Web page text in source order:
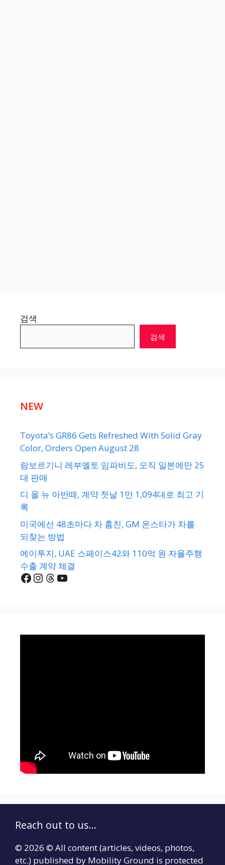
검색
검색
NEW
Toyota’s GR86 Gets Refreshed With Solid Gray
Color, Orders Open August 28
람보르기니 레부엘토 임파비도, 오직 일본에만 25
대 판매
디 올 뉴 아반떼, 계약 첫날 1만 1,094대로 최고 기
록
미국에선 48초마다 차 훔친, GM 온스타가 차를
되찾는 방법
에이투지, UAE 스페이스42와 110억 원 자율주행
수출 계약 체결
Facebook
Instagram
Threads
YouTube
Reach out to us...
© 2026 © All content (articles, videos, photos,
etc.) published by Mobility Ground is protected